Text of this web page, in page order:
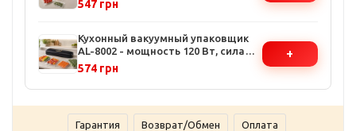
управление одной кнопкой
547 грн
Кухонный вакуумный упаковщик
AL-8002 - мощность 120 Вт, сила
всасывания 60 кПа, 10 пакетов в
комплекте
574 грн
+
Гарантия Возврат/Обмен Оплата